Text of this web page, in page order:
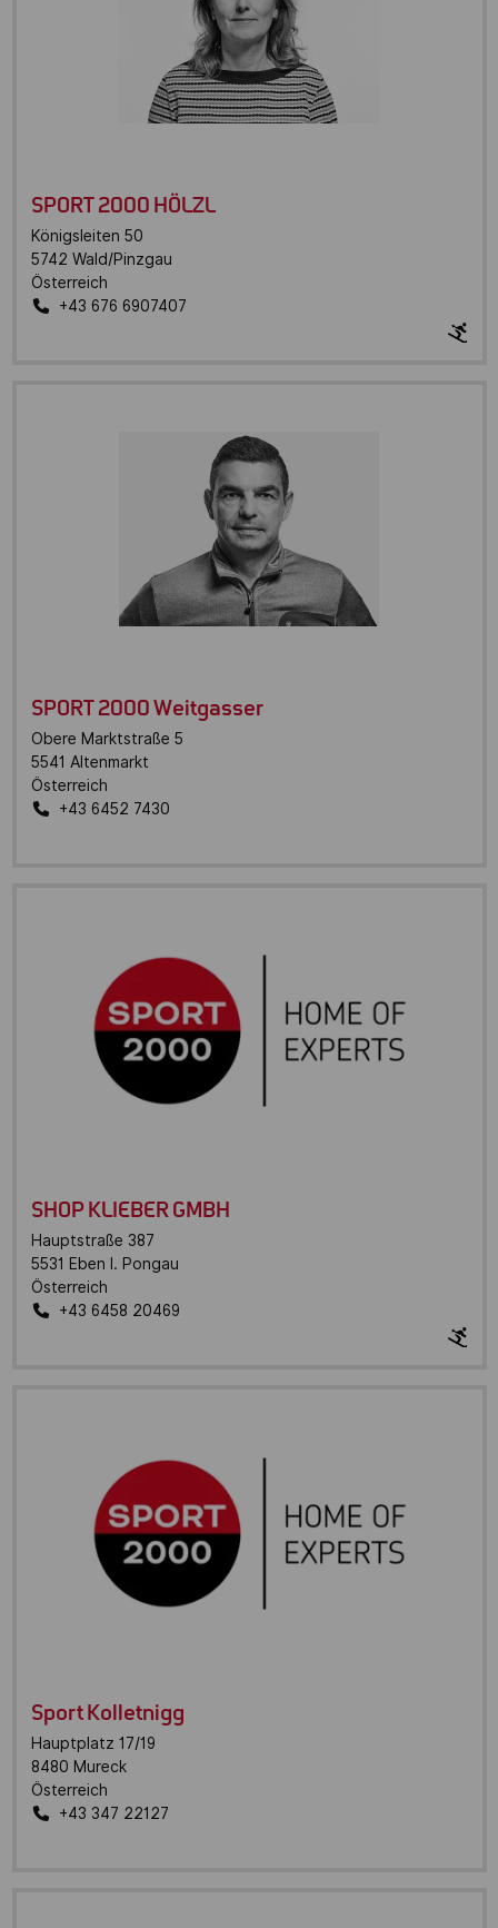
SPORT 2000 HÖLZL
Königsleiten 50
5742 Wald/Pinzgau
Österreich
+43 676 6907407
SPORT 2000 Weitgasser
Obere Marktstraße 5
5541 Altenmarkt
Österreich
+43 6452 7430
SHOP KLIEBER GMBH
Hauptstraße 387
5531 Eben I. Pongau
Österreich
+43 6458 20469
Sport Kolletnigg
Hauptplatz 17/19
8480 Mureck
Österreich
+43 347 22127